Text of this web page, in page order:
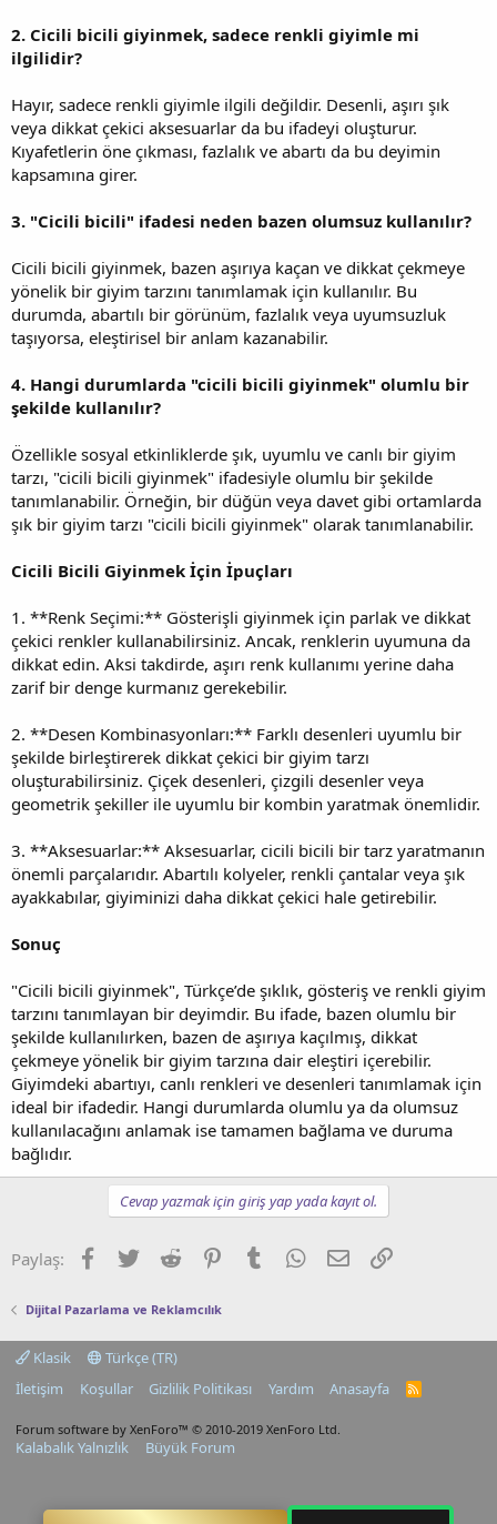
2. Cicili bicili giyinmek, sadece renkli giyimle mi
ilgilidir?
Hayır, sadece renkli giyimle ilgili değildir. Desenli, aşırı şık
veya dikkat çekici aksesuarlar da bu ifadeyi oluşturur.
Kıyafetlerin öne çıkması, fazlalık ve abartı da bu deyimin
kapsamına girer.
3. "Cicili bicili" ifadesi neden bazen olumsuz kullanılır?
Cicili bicili giyinmek, bazen aşırıya kaçan ve dikkat çekmeye
yönelik bir giyim tarzını tanımlamak için kullanılır. Bu
durumda, abartılı bir görünüm, fazlalık veya uyumsuzluk
taşıyorsa, eleştirisel bir anlam kazanabilir.
4. Hangi durumlarda "cicili bicili giyinmek" olumlu bir
şekilde kullanılır?
Özellikle sosyal etkinliklerde şık, uyumlu ve canlı bir giyim
tarzı, "cicili bicili giyinmek" ifadesiyle olumlu bir şekilde
tanımlanabilir. Örneğin, bir düğün veya davet gibi ortamlarda
şık bir giyim tarzı "cicili bicili giyinmek" olarak tanımlanabilir.
Cicili Bicili Giyinmek İçin İpuçları
1. **Renk Seçimi:** Gösterişli giyinmek için parlak ve dikkat
çekici renkler kullanabilirsiniz. Ancak, renklerin uyumuna da
dikkat edin. Aksi takdirde, aşırı renk kullanımı yerine daha
zarif bir denge kurmanız gerekebilir.
2. **Desen Kombinasyonları:** Farklı desenleri uyumlu bir
şekilde birleştirerek dikkat çekici bir giyim tarzı
oluşturabilirsiniz. Çiçek desenleri, çizgili desenler veya
geometrik şekiller ile uyumlu bir kombin yaratmak önemlidir.
3. **Aksesuarlar:** Aksesuarlar, cicili bicili bir tarz yaratmanın
önemli parçalarıdır. Abartılı kolyeler, renkli çantalar veya şık
ayakkabılar, giyiminizi daha dikkat çekici hale getirebilir.
Sonuç
"Cicili bicili giyinmek", Türkçe’de şıklık, gösteriş ve renkli giyim
tarzını tanımlayan bir deyimdir. Bu ifade, bazen olumlu bir
şekilde kullanılırken, bazen de aşırıya kaçılmış, dikkat
çekmeye yönelik bir giyim tarzına dair eleştiri içerebilir.
Giyimdeki abartıyı, canlı renkleri ve desenleri tanımlamak için
ideal bir ifadedir. Hangi durumlarda olumlu ya da olumsuz
kullanılacağını anlamak ise tamamen bağlama ve duruma
bağlıdır.
Cevap yazmak için giriş yap yada kayıt ol.
Paylaş: Facebook
TwitterReddit PinterestTumblrWhatsApp
E-postaLink
Dijital Pazarlama ve Reklamcılık
Klasik
Türkçe (TR)
İletişim
Koşullar Gizlilik Politikası Yardım Anasayfa
R
Forum software by XenForo™ © 2010-2019 XenForo Ltd.
Kalabalık Yalnızlık Büyük Forum